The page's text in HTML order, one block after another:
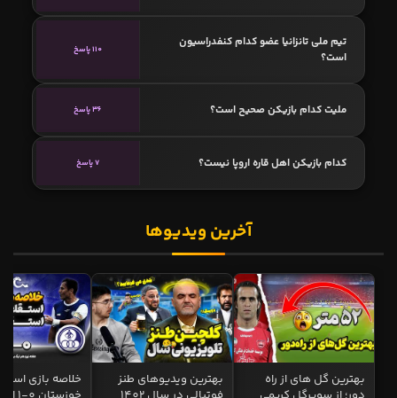
تیم ملی تانزانیا عضو کدام کنفدراسیون
است؟
110 پاسخ
ملیت کدام بازیکن صحیح است؟ 36 پاسخ
کدام بازیکن اهل قاره اروپا نیست؟ 7 پاسخ
آخرین ویدیوها
بهترین گل های از راه
بهترین ویدیوهای طنز
خلاصه بازی